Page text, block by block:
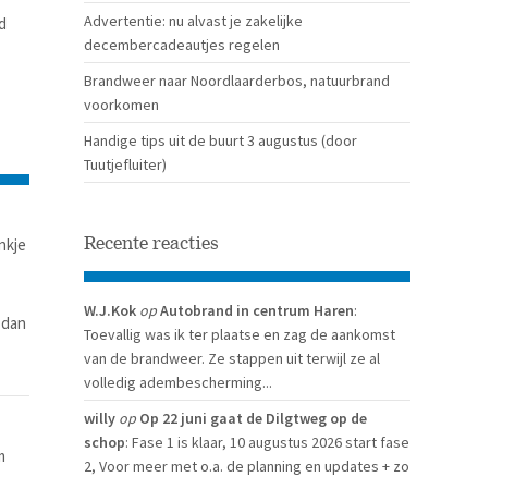
Advertentie: nu alvast je zakelijke
decembercadeautjes regelen
Brandweer naar Noordlaarderbos, natuurbrand
voorkomen
Handige tips uit de buurt 3 augustus (door
Tuutjefluiter)
Recente reacties
W.J.Kok opAutobrand in centrum Haren:
Toevallig was ik ter plaatse en zag de aankomst
van de brandweer. Ze stappen uit terwijl ze al
volledig adembescherming...
willy op Op 22 juni gaat de Dilgtweg op de
schop: Fase 1 is klaar, 10 augustus 2026 start fase
2, Voor meer met o.a. de planning en updates + zo